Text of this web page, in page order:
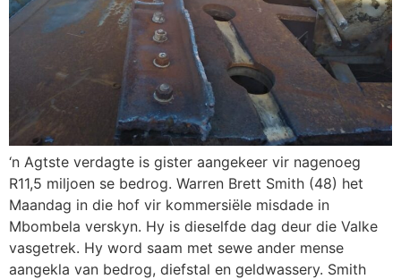
‘n Agtste verdagte is gister aangekeer vir nagenoeg
R11,5 miljoen se bedrog. Warren Brett Smith (48) het
Maandag in die hof vir kommersiële misdade in
Mbombela verskyn. Hy is dieselfde dag deur die Valke
vasgetrek. Hy word saam met sewe ander mense
aangekla van bedrog, diefstal en geldwassery. Smith